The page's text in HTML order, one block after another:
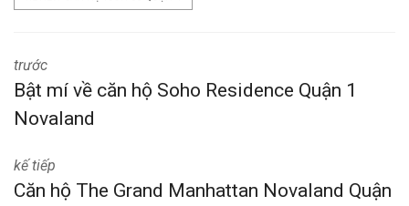
trước
Bật mí về căn hộ Soho Residence Quận 1
Novaland
kế tiếp
Căn hộ The Grand Manhattan Novaland Quận